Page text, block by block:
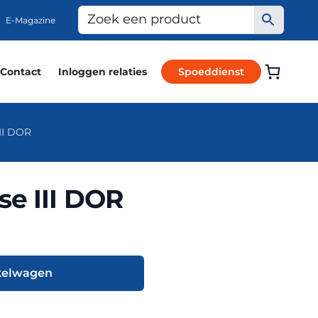
E-Magazine
Contact Inloggen relaties Spoeddienst
DOR
III DOR